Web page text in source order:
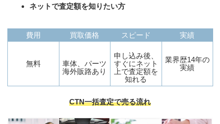
ネットで査定額を知りたい方
費用
無料
買取価格
車体、パーツ
海外販路あり
スピード
申し込み後、
すぐにネット
上で査定額を
知れる
実績
業界歴14年の
実績
CTN一括査定で売る流れ